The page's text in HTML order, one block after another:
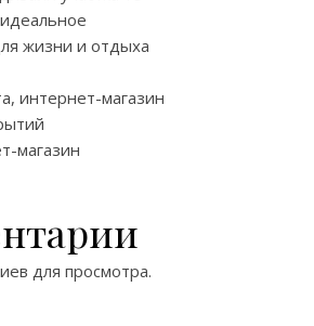
жизни и отдыха
интернет-магазин
магазин
для просмотра.